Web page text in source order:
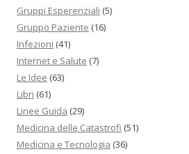
Gruppi Esperenziali (5)
Gruppo Paziente (16)
Infezioni (41)
Internet e Salute (7)
Le Idee (63)
Libri (61)
Linee Guida (29)
Medicina delle Catastrofi (51)
Medicina e Tecnologia (36)